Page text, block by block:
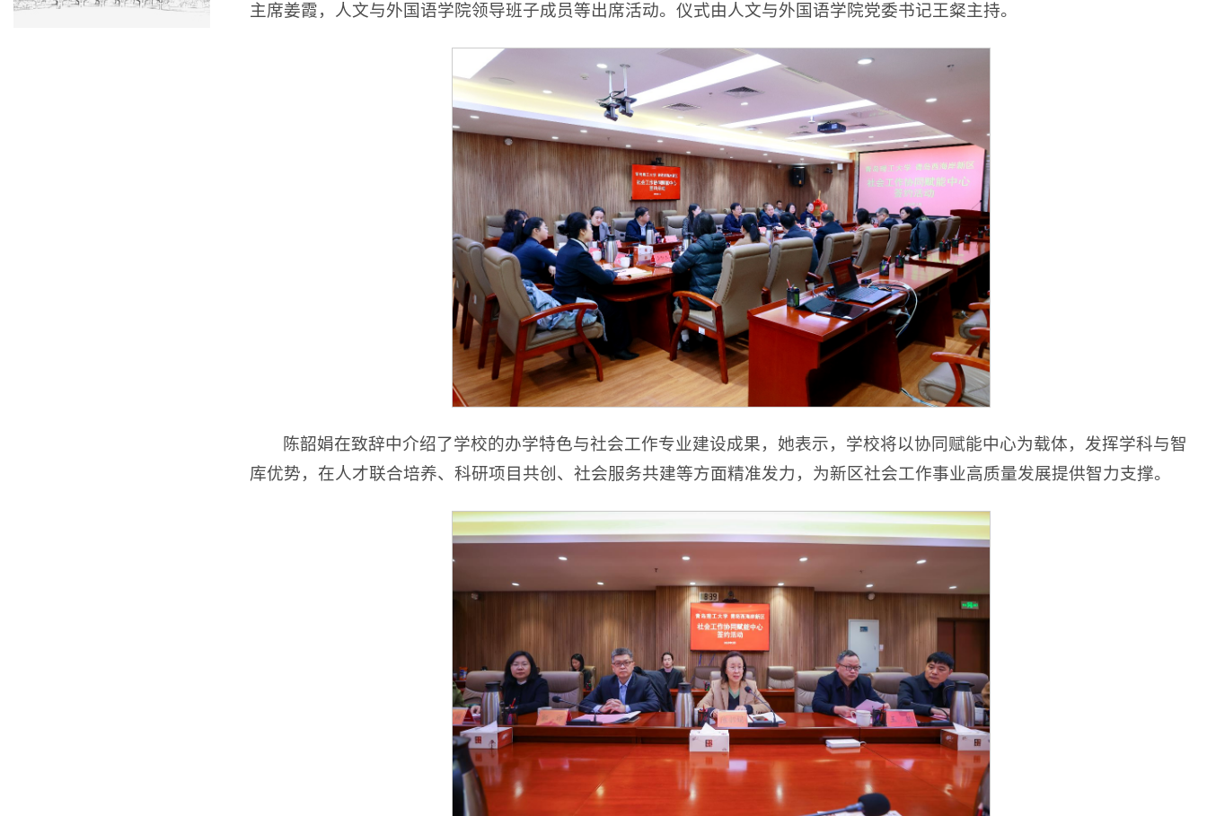
主席姜霞，人文与外国语学院领导班子成员等出席活动。仪式由人文与外国语学院党委书记王粲主持。
陈韶娟在致辞中介绍了学校的办学特色与社会工作专业建设成果，她表示，学校将以协同赋能中心为载体，发挥学科与智
库优势，在人才联合培养、科研项目共创、社会服务共建等方面精准发力，为新区社会工作事业高质量发展提供智力支撑。